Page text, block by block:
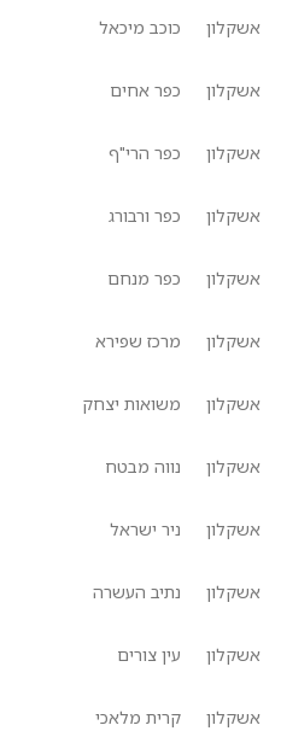
אשקלון כוכב מיכאל
אשקלון כפר אחים
אשקלון כפר הרי"ף
אשקלון כפר ורבורג
אשקלון כפר מנחם
אשקלון מרכז שפירא
אשקלון משואות יצחק
אשקלון נווה מבטח
אשקלון ניר ישראל
אשקלון נתיב העשרה
אשקלון עין צורים
אשקלון קרית מלאכי